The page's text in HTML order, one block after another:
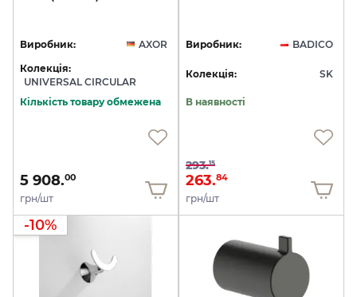
Виробник:
AXOR
Колекція:
UNIVERSAL CIRCULAR
Кількість товару обмежена
5 908.00
грн/шт
Виробник: BADICO
Колекція: SK
В наявності
293.15
263.84
грн/шт
-10%